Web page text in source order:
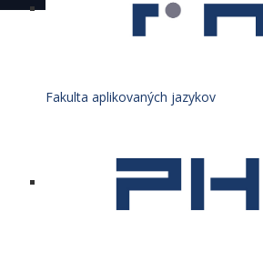
Fakulta aplikovaných jazykov